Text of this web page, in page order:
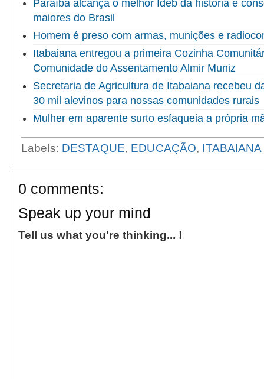
Paraíba alcança o melhor Ideb da história e
maiores do Brasil
Homem é preso com armas, munições e
Itabaiana entregou a primeira Cozinha
Comunidade do Assentamento Almir Muniz
Secretaria de Agricultura de Itabaiana recebeu
30 mil alevinos para nossas comunidades rurais
Mulher em aparente surto esfaqueia a própria
Labels: DESTAQUE, EDUCAÇÃO, ITABAIANA
0 comments:
Speak up your mind
Tell us what you're thinking... !